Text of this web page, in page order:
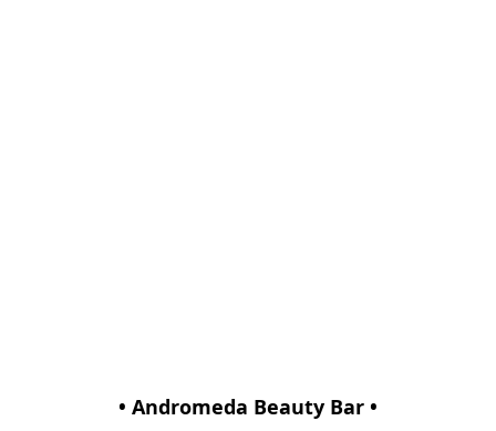
• Andromeda Beauty Bar •